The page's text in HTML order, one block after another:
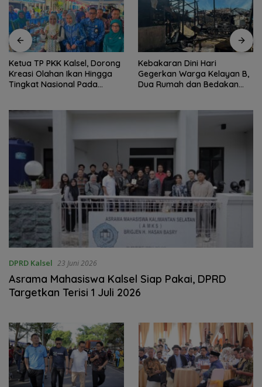
Ketua TP PKK Kalsel, Dorong
Kreasi Olahan Ikan Hingga
Tingkat Nasional Pada
Kebakaran Dini Hari
Gegerkan Warga Kelayan B,
Dua Rumah dan Bedakan
DPRD Kalsel 23 Juni 2026
Asrama Mahasiswa Kalsel Siap Pakai, DPRD
Targetkan Terisi 1 Juli 2026